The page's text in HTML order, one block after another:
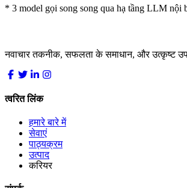
* 3 model gọi song song qua hạ tầng LLM
नवाचार तकनीक, सफलता के समाधान, और उत्कृष्ट
त्वरित लिंक
हमारे बारे में
सेवाएं
पाठ्यक्रम
उत्पाद
करियर